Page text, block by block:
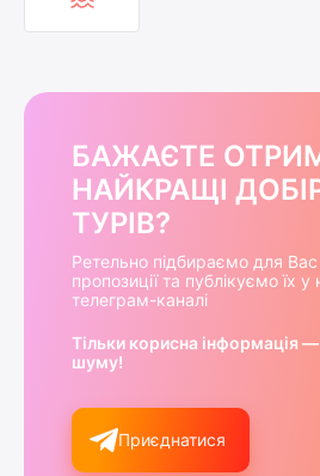
БАЖАЄТЕ
НАЙКРАЩІ
ТУРІВ?
Ретельно підбираємо для Вас
пропозиції та публікуємо їх
телеграм-каналі
Тільки корисна інформація —
шуму!
Приєднатися